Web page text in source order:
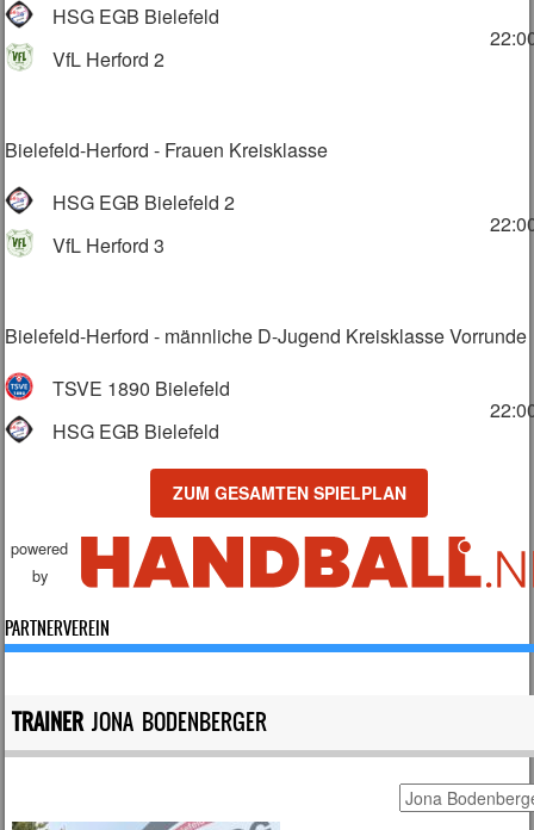
TRAINERJONA BODENBERGER
HSG EGB Bielefeld
VfL Herford 2
Bielefeld-Herford - Frauen Kreisklasse
HSG EGB Bielefeld 2
VfL Herford 3
Bielefeld-Herford - männliche D-Jugend Kreisklasse Vorrunde
TSVE 1890 Bielefeld
HSG EGB Bielefeld
ZUM GESAMTEN SPIELPLAN
powered
by
PARTNERVEREIN